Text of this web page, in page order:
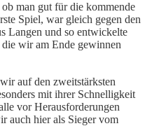
man gut für die kommende
Spiel, war gleich gegen den
Langen und so entwickelte
wir am Ende gewinnen
auf den zweitstärksten
mit ihrer Schnelligkeit
vor Herausforderungen
auch hier als Sieger vom